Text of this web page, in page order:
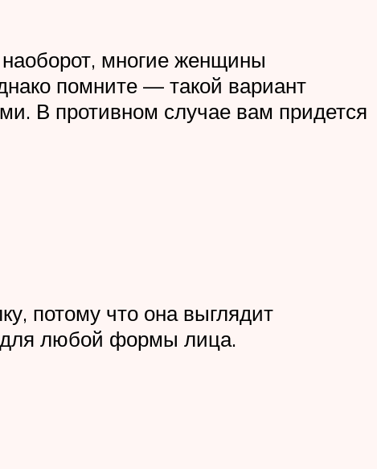
многие женщины
помните — такой вариант
В противном случае вам придется
потому что она выглядит
для любой формы лица.